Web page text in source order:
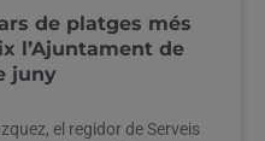
de platges més
l’Ajuntament de
juny
el regidor de Serveis